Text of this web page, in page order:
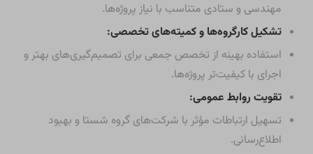
مهندسی و ستادی متناسب با نیاز پروژه‌ها.
تشکیل کارگروه‌ها و کمیته‌های تخصصی:
استفاده بهینه از تخصص جمعی برای تصمیم‌گیری‌های بهتر و
اجرای با کیفیت‌تر پروژه‌ها.
تقویت روابط عمومی:
تسهیل ارتباطات مؤثر با شرکت‌های گروه شستا و بهبود
اطلاع‌رسانی.